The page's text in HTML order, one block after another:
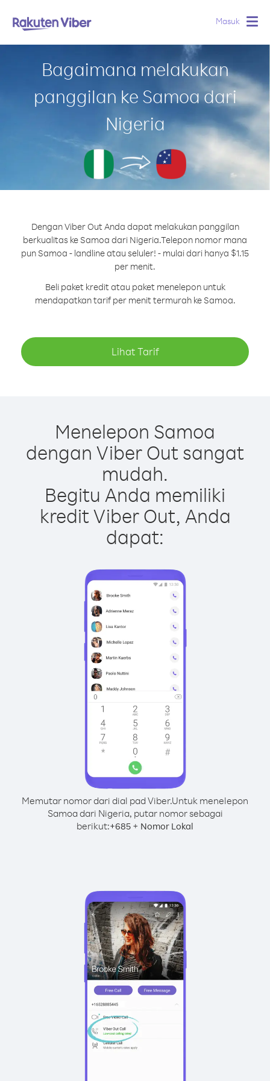
Masuk
Bagaimana melakukan
panggilan ke Samoa dari
Nigeria
Dengan Viber Out Anda dapat melakukan panggilan
berkualitas ke Samoa dari Nigeria.Telepon nomor mana
pun Samoa - landline atau seluler! - mulai dari hanya $1.15
per menit.
Beli paket kredit atau paket menelepon untuk
mendapatkan tarif per menit termurah ke Samoa.
Lihat Tarif
Menelepon Samoa
dengan Viber Out sangat
mudah.
Begitu Anda memiliki
kredit Viber Out, Anda
dapat:
Memutar nomor dari dial pad Viber.Untuk menelepon
Samoa dari Nigeria, putar nomor sebagai
berikut:+685 + Nomor Lokal